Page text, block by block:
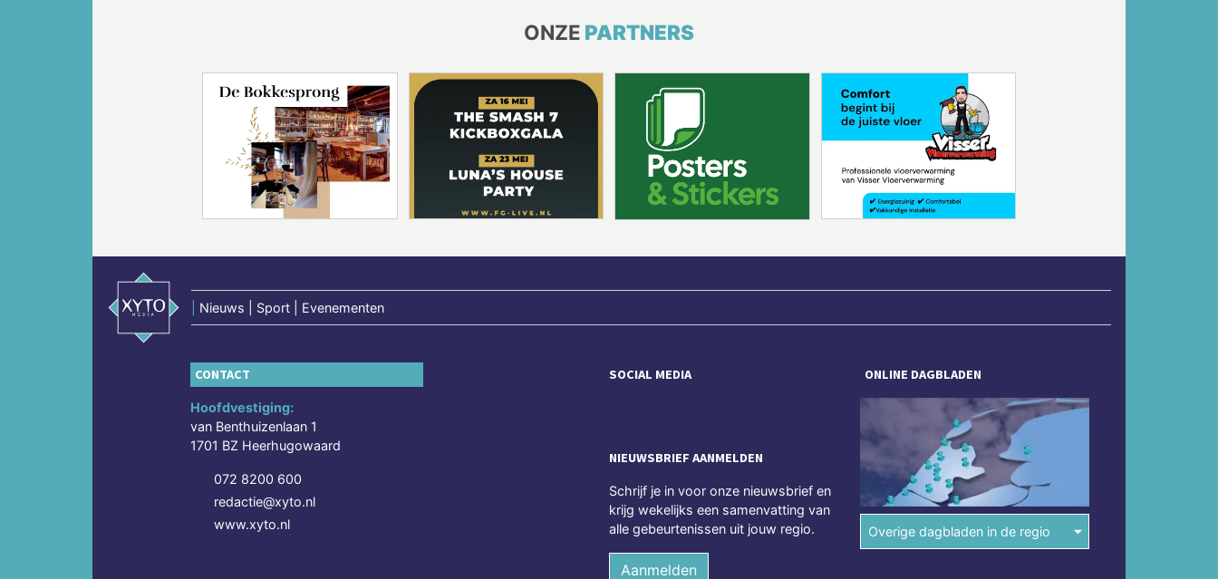
ONZE PARTNERS
Nieuws | Sport | Evenementen
CONTACT
Hoofdvestiging:
van Benthuizenlaan 1
1701 BZ Heerhugowaard
072 8200 600
redactie@xyto.nl
www.xyto.nl
SOCIAL MEDIA
NIEUWSBRIEF AANMELDEN
Schrijf je in voor onze nieuwsbrief en
krijg wekelijks een samenvatting van
alle gebeurtenissen uit jouw regio.
Aanmelden
ONLINE DAGBLADEN
Overige dagbladen in de regio